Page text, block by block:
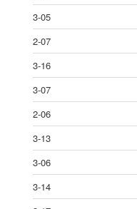
3-05
2-07
3-16
3-07
2-06
3-13
3-06
3-14